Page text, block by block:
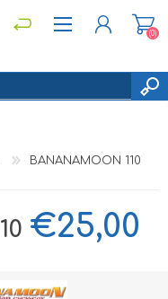
(0)
BANANAMOON 110
€25,00